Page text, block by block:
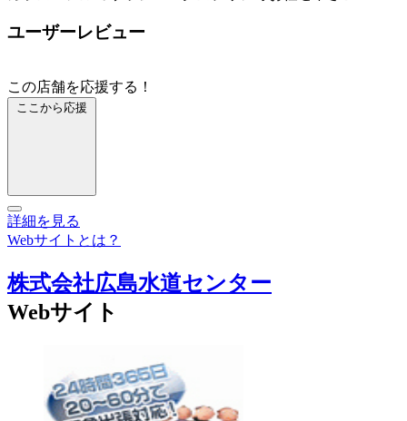
ユーザーレビュー
この店舗を応援する！
ここから応援
詳細を見る
Webサイトとは？
株式会社広島水道センター
Webサイト